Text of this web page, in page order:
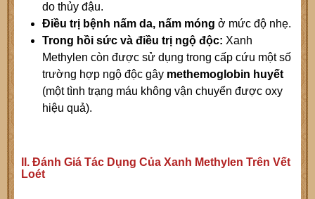
do thủy đậu.
Điều trị bệnh nấm da, nấm móng ở mức độ nhẹ.
Trong hồi sức và điều trị ngộ độc: Xanh
Methylen còn được sử dụng trong cấp cứu một số
trường hợp ngộ độc gây methemoglobin huyết
(một tình trạng máu không vận chuyển được oxy
hiệu quả).
II. Đánh Giá Tác Dụng Của Xanh Methylen Trên Vết
Loét